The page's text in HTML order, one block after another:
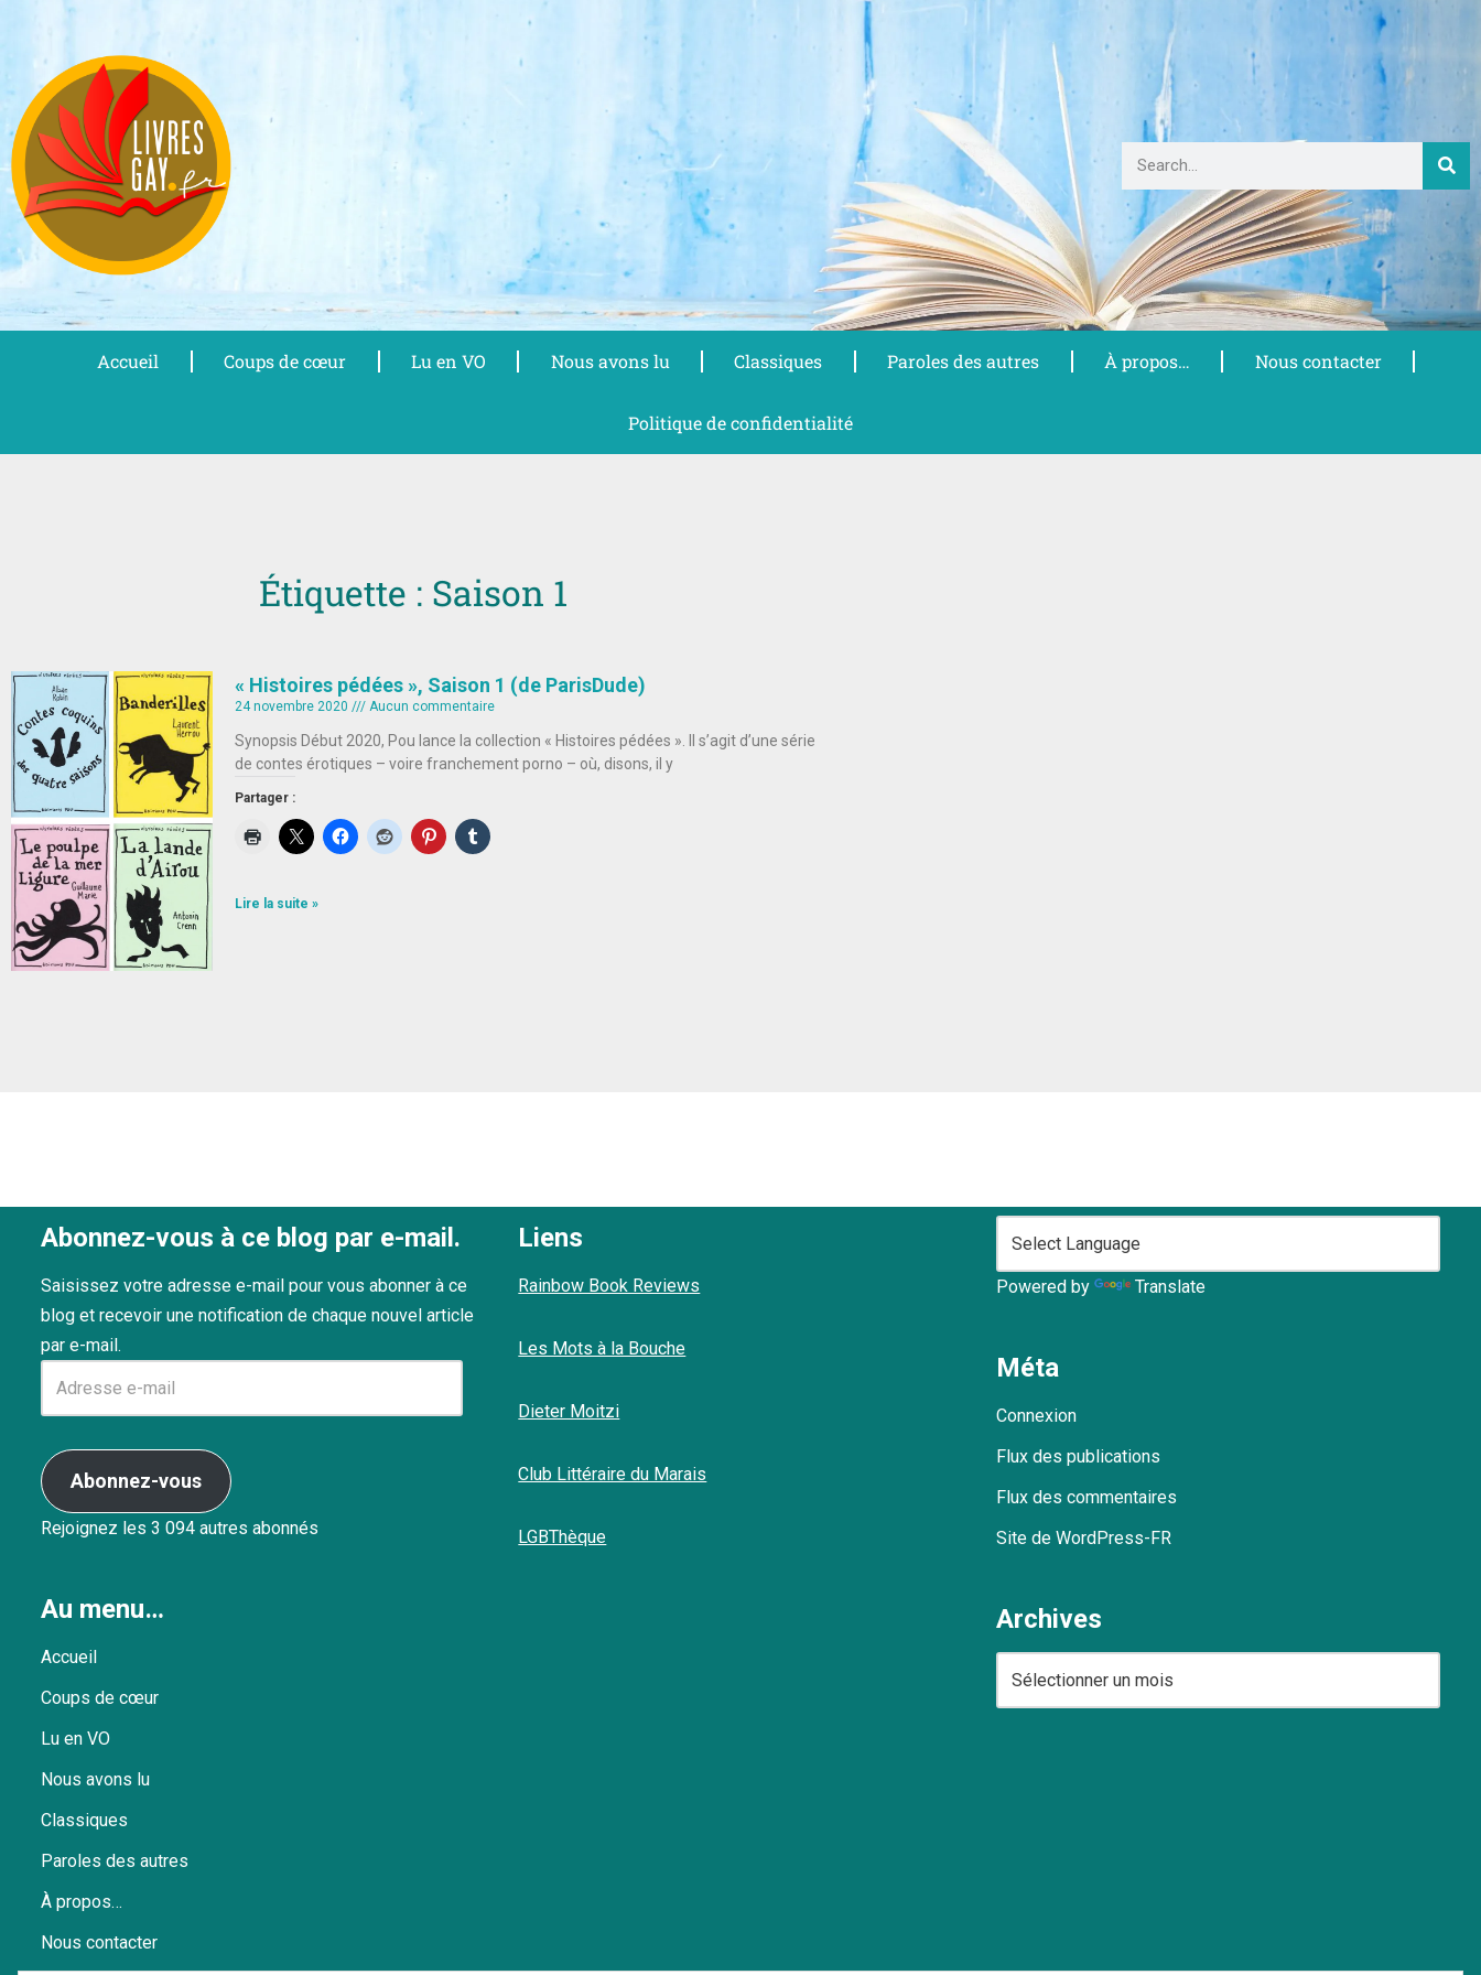
Aller
contenu
Accueil Coups de cœur Lu en VO Nous avons lu Classiques Paroles des autres À propos… Nous contacter
Politique de confidentialité
Étiquette : Saison 1
« Histoires pédées », Saison 1 (de ParisDude)
24 novembre 2020 Aucun commentaire
Synopsis Début 2020, Pou lance la collection « Histoires pédées ». Il s’agit d’une série
de contes érotiques – voire franchement porno – où, disons, il y
Partager :
Lire la suite »
Abonnez-vous à ce blog par e-mail.
Saisissez votre adresse e-mail pour vous abonner à ce
blog et recevoir une notification de chaque nouvel article
par e-mail.
Abonnez-vous
Rejoignez les 3 094 autres abonnés
Au menu…
Accueil
Coups de cœur
Lu en VO
Nous avons lu
Classiques
Paroles des autres
À propos…
Nous contacter
Liens
Rainbow Book Reviews
Les Mots à la Bouche
Dieter Moitzi
Club Littéraire du Marais
LGBThèque
Powered by Translate
Méta
Connexion
Flux des publications
Flux des commentaires
Site de WordPress-FR
Archives